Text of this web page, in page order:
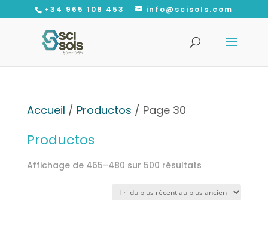
+34 965 108 453 info@scisols.com
Recherche
de
produits
Accueil / Productos / Page 30
Productos
Affichage de 465–480 sur 500 résultatsTrié